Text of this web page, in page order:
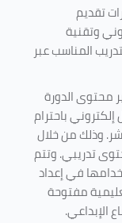
تقديم
وتقنية
المناسب عبر
محتوى الدورة
باحترام
وذلك من خلال
تدريبي. وتتم
في إعداد
مفتوحة
الإبداعي.